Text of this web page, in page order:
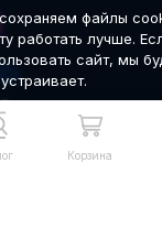
Корзина
файлы
работать лучше.
сайт, мы